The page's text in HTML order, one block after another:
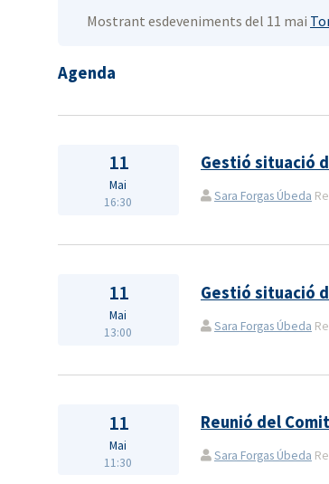
Mostrant esdeveniments del 11 mai
Agenda
11
Mai
16:30
Gestió situació
Sara Forgas Úbeda
11
Mai
13:00
Gestió situació
Sara Forgas Úbeda
11
Mai
11:30
Reunió del
Sara Forgas Úbeda